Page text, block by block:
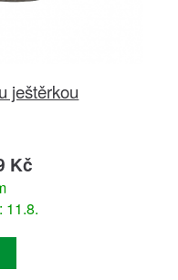
ještěrkou
Kč
11.8.